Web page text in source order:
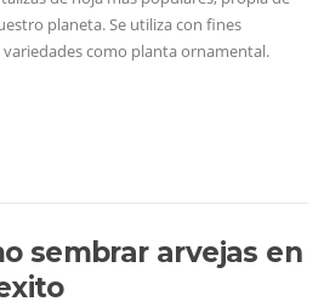
planeta. Se utiliza con fines
como planta ornamental.
sembrar arvejas en